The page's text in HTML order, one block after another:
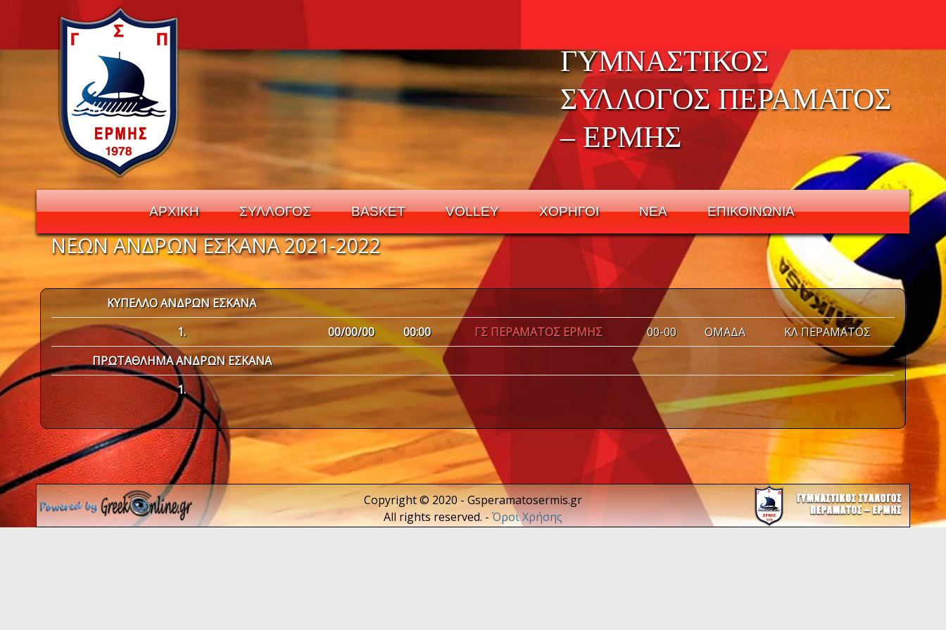
ΓΥΜΝΑΣΤΙΚΟΣ
ΣΥΛΛΟΓΟΣ ΠΕΡΑΜΑΤΟΣ
– ΕΡΜΗΣ
ΑΡΧΙΚΗ ΣΥΛΛΟΓΟΣ BASKET VOLLEY ΧΟΡΗΓΟΙ ΝΕΑ ΕΠΙΚΟΙΝΩΝΙΑ
Navigation
ΝΕΩΝ ΑΝΔΡΩΝ ΕΣΚΑΝΑ 2021-2022
ΚΥΠΕΛΛΟ ΑΝΔΡΩΝ ΕΣΚΑΝΑ
1.
00/00/00 00:00 ΓΣ ΠΕΡΑΜΑΤΟΣ ΕΡΜΗΣ 00-00 ΟΜΑΔΑ
ΚΛ ΠΕΡΑΜΑΤΟΣ
ΠΡΩΤΑΘΛΗΜΑ ΑΝΔΡΩΝ ΕΣΚΑΝΑ
1.
Copyright © 2020 - Gsperamatosermis.gr
All rights reserved. -Όροι Χρήσης